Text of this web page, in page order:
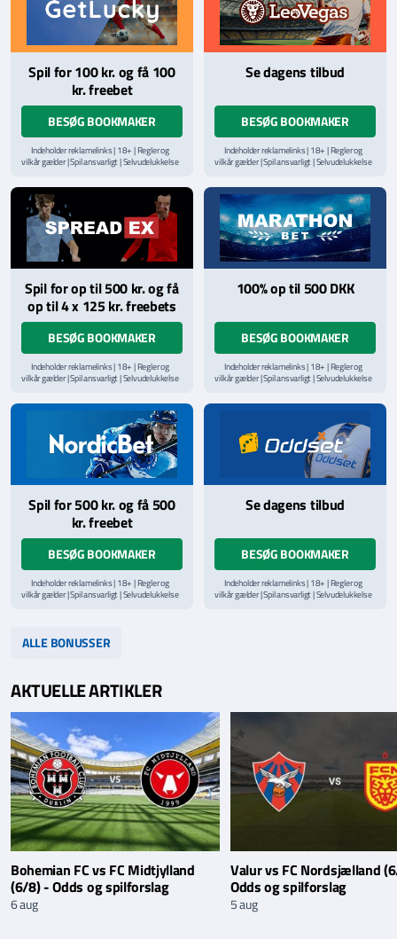
Spil for 100 kr. og få 100
kr. freebet
BESØG BOOKMAKER
Indeholder reklamelinks | 18+ | Regler og
vilkår gælder | Spil ansvarligt | Selvudelukkelse
hjælpelinje påStopSpillet.dk
Se dagens tilbud
BESØG BOOKMAKER
Indeholder reklamelinks | 18+ | Regler og
vilkår gælder | Spil ansvarligt | Selvudelukkelse
hjælpelinje påStopSpillet.dk
Læs vilkår og betingelserher
Spil for op til 500 kr. og få
op til 4 x 125 kr. freebets
BESØG BOOKMAKER
Indeholder reklamelinks | 18+ | Regler og
vilkår gælder | Spil ansvarligt | Selvudelukkelse
hjælpelinje påStopSpillet.dk
Læs vilkår og betingelserher
100% op til 500 DKK
BESØG BOOKMAKER
Indeholder reklamelinks | 18+ | Regler og
vilkår gælder | Spil ansvarligt | Selvudelukkelse
hjælpelinje påStopSpillet.dk
Spil for 500 kr. og få 500
kr. freebet
BESØG BOOKMAKER
Indeholder reklamelinks | 18+ | Regler og
vilkår gælder | Spil ansvarligt | Selvudelukkelse
Se dagens tilbud
BESØG BOOKMAKER
Indeholder reklamelinks | 18+ | Regler og
vilkår gælder | Spil ansvarligt | Selvudelukkelse
ALLE BONUSSER
AKTUELLE ARTIKLER
Bohemian FC vs FC Midtjylland
(6/8) - Odds og spilforslag
6 aug
Valur vs FC Nordsjælland
Odds og spilforslag
5 aug